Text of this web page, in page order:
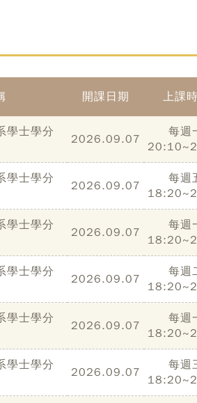
開課日期 上課
學士學分
2026.09.07
每週
學士學分
2026.09.07
每週
學士學分
2026.09.07
每週
學士學分
2026.09.07
每週
學士學分
2026.09.07
每週
學士學分
2026.09.07
每週